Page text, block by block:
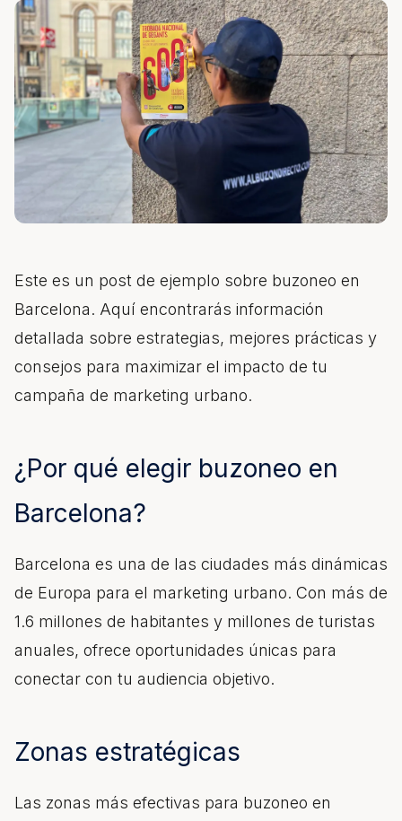
Este es un post de ejemplo sobre buzoneo en
Barcelona. Aquí encontrarás información
detallada sobre estrategias, mejores prácticas y
consejos para maximizar el impacto de tu
campaña de marketing urbano.
¿Por qué elegir buzoneo en
Barcelona?
Barcelona es una de las ciudades más dinámicas
de Europa para el marketing urbano. Con más de
1.6 millones de habitantes y millones de turistas
anuales, ofrece oportunidades únicas para
conectar con tu audiencia objetivo.
Zonas estratégicas
Las zonas más efectivas para buzoneo en